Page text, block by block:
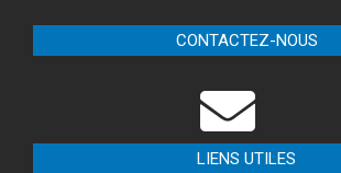
CONTACTEZ-NOUS
LIENS UTILES